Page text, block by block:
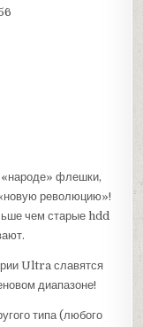
«народе» флешки,
революцию»!
чем старые hdd
Ultra славятся
диапазоне!
типа (любого